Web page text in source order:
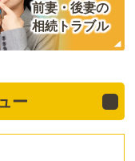
前妻・後妻の
相続トラブル
ー